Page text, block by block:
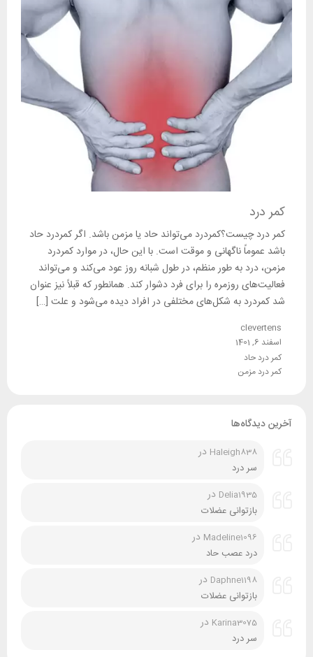
کمر درد
کمر درد چیست؟کمردرد می‌تواند حاد یا مزمن باشد. اگر کمردرد حاد
باشد عموماً ناگهانی و موقت است. با این حال، در موارد کمردرد
مزمن، درد به طور منظم، در طول شبانه روز عود می‌کند و می‌تواند
فعالیت‌های روزمره را برای فرد دشوار کند. همانطور که قبلاً نیز عنوان
شد کمردرد به شکل‌های مختلفی در افراد دیده می‌شود و علت […]
clevertens
اسفند 6, 1401
کمر درد حاد
کمر درد مزمن
آخرین دیدگاه‌ها
Haleigh838 در
سر درد
Delia1935 در
بازتوانی عضلات
Madeline1096 در
درد عصب حاد
Daphne1198 در
بازتوانی عضلات
Karina3075 در
سر درد